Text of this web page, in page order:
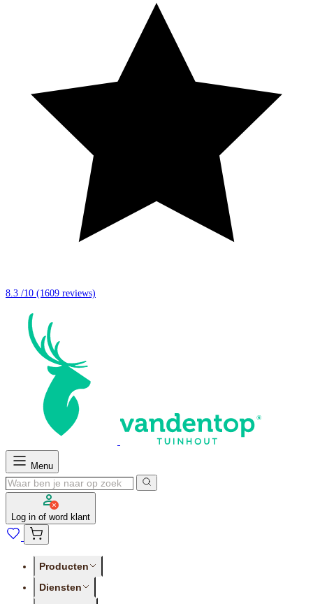
8.3 /10 (1609 reviews)
Menu
Log in of word klant
Producten
Diensten